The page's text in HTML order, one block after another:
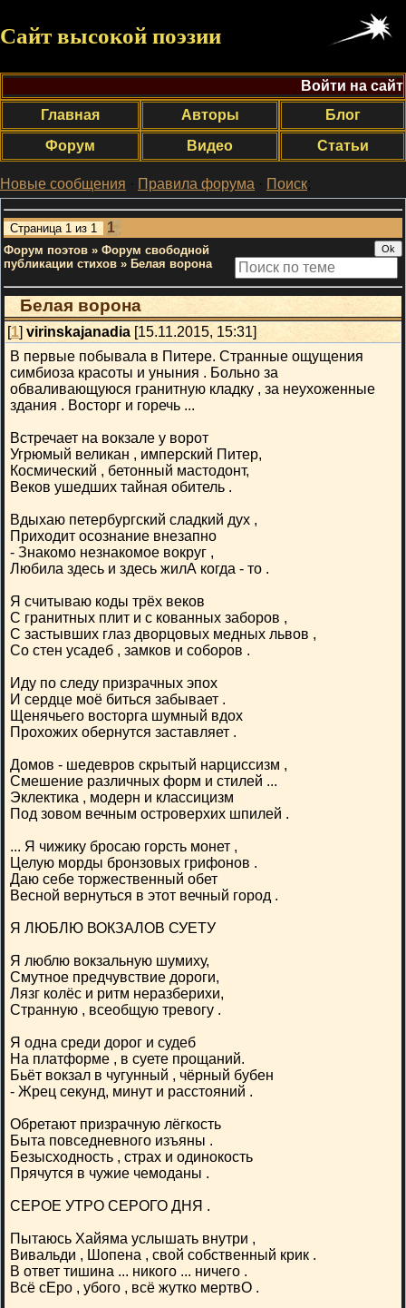
Сайт высокой поэзии
Войти на сайт
Главная
Авторы
Блог
Форум
Видео Статьи
Новые сообщения · Правила форума · Поиск;
Страница 1 из 1 1
Форум поэтов » Форум свободной
публикации стихов » Белая ворона
Белая ворона
[1] virinskajanadia [15.11.2015, 15:31]
В первые побывала в Питере. Странные ощущения
симбиоза красоты и уныния . Больно за
обваливающуюся гранитную кладку , за неухоженные
здания . Восторг и горечь ...
Встречает на вокзале у ворот
Угрюмый великан , имперский Питер,
Космический , бетонный мастодонт,
Веков ушедших тайная обитель .
Вдыхаю петербургский сладкий дух ,
Приходит осознание внезапно
- Знакомо незнакомое вокруг ,
Любила здесь и здесь жилА когда - то .
Я считываю коды трёх веков
С гранитных плит и с кованных заборов ,
С застывших глаз дворцовых медных львов ,
Со стен усадеб , замков и соборов .
Иду по следу призрачных эпох
И сердце моё биться забывает .
Щенячьего восторга шумный вдох
Прохожих обернутся заставляет .
Домов - шедевров скрытый нарциссизм ,
Смешение различных форм и стилей ...
Эклектика , модерн и классицизм
Под зовом вечным островерхих шпилей .
... Я чижику бросаю горсть монет ,
Целую морды бронзовых грифонов .
Даю себе торжественный обет
Весной вернуться в этот вечный город .
Я ЛЮБЛЮ ВОКЗАЛОВ СУЕТУ
Я люблю вокзальную шумиху,
Смутное предчувствие дороги,
Лязг колёс и ритм неразберихи,
Странную , всеобщую тревогу .
Я одна среди дорог и судеб
На платформе , в суете прощаний.
Бьёт вокзал в чугунный , чёрный бубен
- Жрец секунд, минут и расстояний .
Обретают призрачную лёгкость
Быта повседневного изъяны .
Безысходность , страх и одинокость
Прячутся в чужие чемоданы .
СЕРОЕ УТРО СЕРОГО ДНЯ .
Пытаюсь Хайяма услышать внутри ,
Вивальди , Шопена , свой собственный крик .
В ответ тишина ... никого ... ничего .
Всё сЕро , убого , всё жутко мертвО .